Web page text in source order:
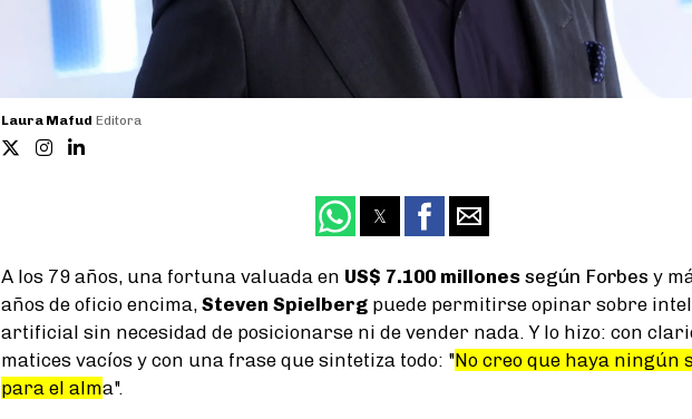
Laura Mafud Editora
A los 79 años, una fortuna valuada en US$ 7.100 millones según Forbes y
años de oficio encima, Steven Spielberg puede permitirse opinar sobre
artificial sin necesidad de posicionarse ni de vender nada. Y lo hizo: con
matices vacíos y con una frase que sintetiza todo: "No creo que haya ningún
para el alma".